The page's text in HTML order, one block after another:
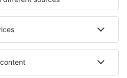
im Marakele-Nationalpark
Unterkunft in Atacama-Wüste
Unterkunft in Hidalgo